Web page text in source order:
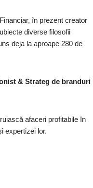
în prezent creator
diverse filosofii
deja la aproape 280 de
& Strateg de branduri
afaceri profitabile în
expertizei lor.